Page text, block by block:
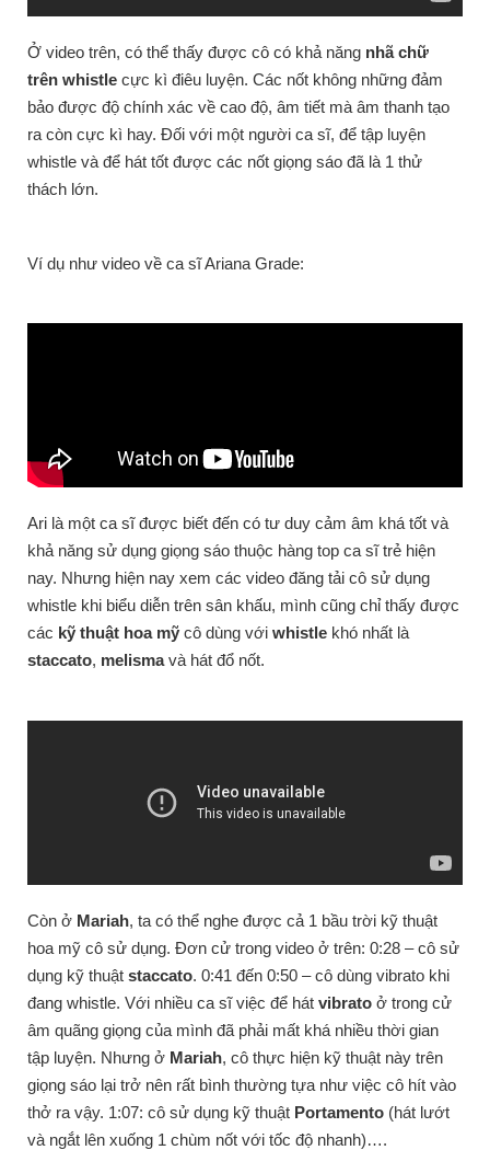
Ở video trên, có thể thấy được cô có khả năng nhã chữ
trên whistle cực kì điêu luyện. Các nốt không những đảm
bảo được độ chính xác về cao độ, âm tiết mà âm thanh tạo
ra còn cực kì hay. Đối với một người ca sĩ, để tập luyện
whistle và để hát tốt được các nốt giọng sáo đã là 1 thử
thách lớn.
Ví dụ như video về ca sĩ Ariana Grade:
Ari là một ca sĩ được biết đến có tư duy cảm âm khá tốt và
khả năng sử dụng giọng sáo thuộc hàng top ca sĩ trẻ hiện
nay. Nhưng hiện nay xem các video đăng tải cô sử dụng
whistle khi biểu diễn trên sân khấu, mình cũng chỉ thấy được
các kỹ thuật hoa mỹ cô dùng với whistle khó nhất là
staccato, melismavà hát đổ nốt.
Còn ở Mariah, ta có thể nghe được cả 1 bầu trời kỹ thuật
hoa mỹ cô sử dụng. Đơn cử trong video ở trên: 0:28 – cô sử
dụng kỹ thuật staccato. 0:41 đến 0:50 – cô dùng vibrato khi
đang whistle. Với nhiều ca sĩ việc để hát vibrato ở trong cử
âm quãng giọng của mình đã phải mất khá nhiều thời gian
tập luyện. Nhưng ở Mariah, cô thực hiện kỹ thuật này trên
giọng sáo lại trở nên rất bình thường tựa như việc cô hít vào
thở ra vậy. 1:07: cô sử dụng kỹ thuật Portamento (hát lướt
và ngắt lên xuống 1 chùm nốt với tốc độ nhanh)….